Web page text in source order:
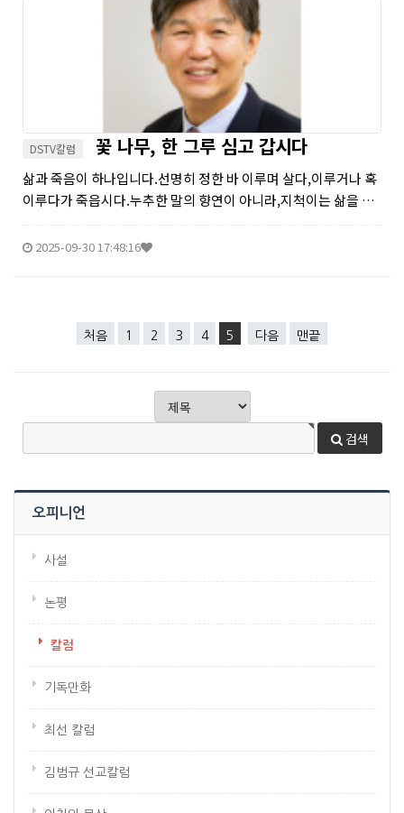
DSTV칼럼 꽃 나무, 한 그루 심고 갑시다
삶과 죽음이 하나입니다.선명히 정한 바 이루며 살다,이루거나 혹
이루다가 죽읍시다.누추한 말의 향연이 아니라,지척이는 삶을 이
가꾸다 가면, 더 좋을 것 같습니다.한 해 꽃이 피고 지고, 그 다음 해
2025-09-30 17:48:16
처음 1 2 3 4 5 다음 맨끝
검색
오피니언
사설
논평
칼럼
기독만화
최선 칼럼
김범규 선교칼럼